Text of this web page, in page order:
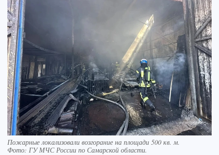
Пожарные локализовали возгорание на площади 500 кв. м.
Фото: ГУ МЧС России по Самарской области.